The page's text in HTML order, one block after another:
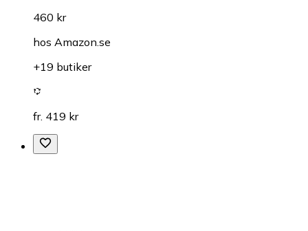
460 kr
hos Amazon.se
+19 butiker
fr. 419 kr